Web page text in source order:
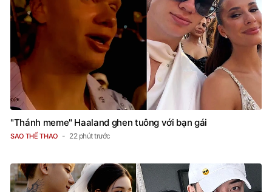
"Thánh meme" Haaland ghen tuông với bạn gái
SAO THỂ THAO 22 phút trước